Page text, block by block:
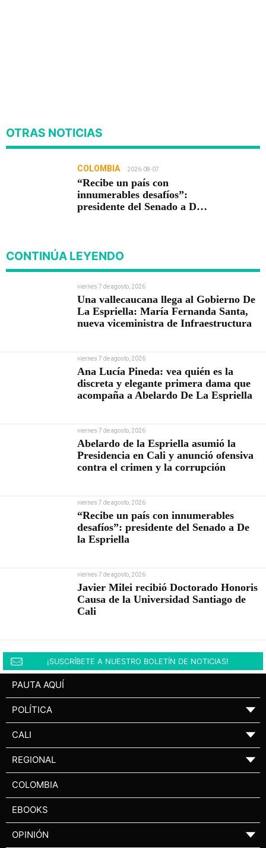
OTRAS NOTICIAS
COLOMBIA 2026-08-07
“Recibe un país con
innumerables desafíos”:
presidente del Senado a De
CONTINÚA LEYENDO
viernes 7 de agosto, 2026
Una vallecaucana llega al Gobierno De
La Espriella: María Fernanda Santa,
nueva viceministra de Infraestructura
viernes 7 de agosto, 2026
Ana Lucía Pineda: vea quién es la
discreta y elegante primera dama que
acompaña a Abelardo De La Espriella
viernes 7 de agosto, 2026
Abelardo de la Espriella asumió la
Presidencia en Cali y anunció ofensiva
contra el crimen y la corrupción
viernes 7 de agosto, 2026
“Recibe un país con innumerables
desafíos”: presidente del Senado a De
la Espriella
viernes 7 de agosto, 2026
Javier Milei recibió Doctorado Honoris
Causa de la Universidad Santiago de
Cali
¡SUSCRÍBETE A NUESTRO BOLETÍN DE NOTICIAS!
PAUTA AQUÍ
POLÍTICA ▼
CALI ▼
REGIONAL ▼
COLOMBIA
EBOOKS
OPINIÓN ▼